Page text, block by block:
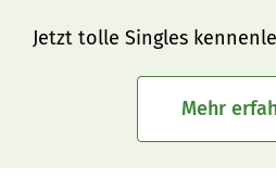
Jetzt tolle Singles
Mehr